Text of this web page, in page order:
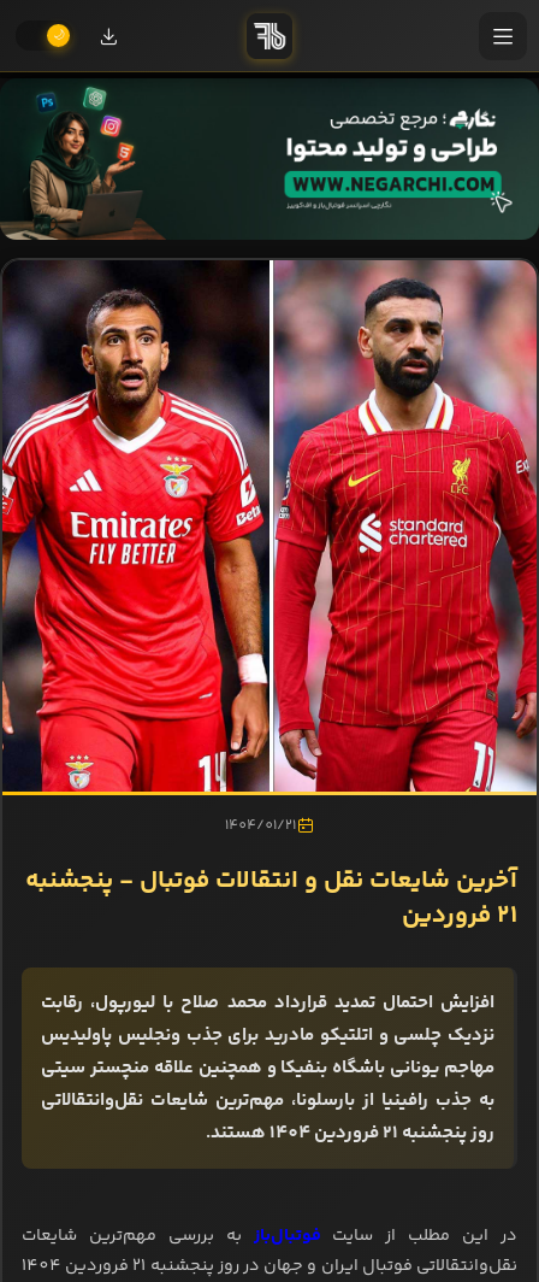
1404/01/21
آخرین شایعات نقل و انتقالات فوتبال - پنجشنبه
21 فروردین
افزایش احتمال تمدید قرارداد محمد صلاح با لیورپول، رقابت
نزدیک چلسی و اتلتیکو مادرید برای جذب ونجلیس پاولیدیس
مهاجم یونانی باشگاه بنفیکا و همچنین علاقه منچستر سیتی
به جذب رافینیا از بارسلونا، مهم‌ترین شایعات نقل‌وانتقالاتی
روز پنجشنبه 21 فروردین 1404 هستند.
در این مطلب از سایت فوتبال‌باز به بررسی مهم‌ترین شایعات
نقل‌وانتقالاتی فوتبال ایران و جهان در روز پنجشنبه 21 فروردین 1404